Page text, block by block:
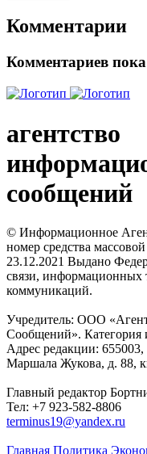
Комментарии
Комментариев пока
агентство
сообщений
© Информационное
номер средства
23.12.2021 Выдано
связи, информационных
коммуникаций.
Учредитель: ООО
Сообщений».
Адрес редакции:
Маршала Жукова, д. 88,
Главный редактор
Тел: +7 923-582-8806
terminus19@yandex.ru
Главная Политика